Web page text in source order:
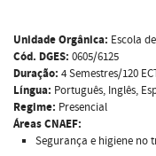
Unidade Orgânica: Escola
Cód. DGES: 0605/6125
Duração: 4 Semestres/120
Língua: Português, Inglês,
Regime: Presencial
Áreas CNAEF:
Segurança e higiene no